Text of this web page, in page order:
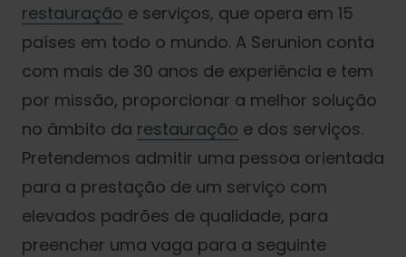
restauração e serviços, que opera em 15
países em todo o mundo. A Serunion conta
com mais de 30 anos de experiência e tem
por missão, proporcionar a melhor solução
no âmbito da restauração e dos serviços.
Pretendemos admitir uma pessoa orientada
para a prestação de um serviço com
elevados padrões de qualidade, para
preencher uma vaga para a seguinte